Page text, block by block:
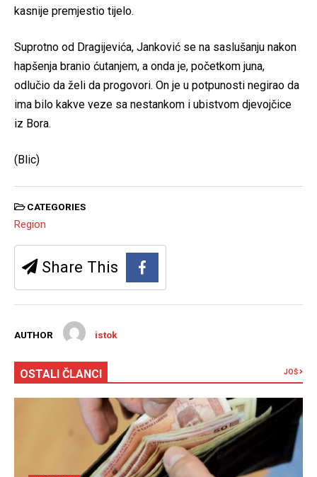
kasnije premjestio tijelo.
Suprotno od Dragijevića, Janković se na saslušanju nakon
hapšenja branio ćutanjem, a onda je, početkom juna,
odlučio da želi da progovori. On je u potpunosti negirao da
ima bilo kakve veze sa nestankom i ubistvom djevojčice
iz Bora.
(Blic)
CATEGORIES
Region
Share This
AUTHOR istok
OSTALI ČLANCI JOŠ